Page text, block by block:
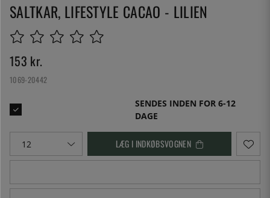
SALTKAR, LIFESTYLE CACAO - LILIEN
153 kr.
1069-20442
SENDES INDEN FOR 6-12
DAGE
LÆG I INDKØBSVOGNEN